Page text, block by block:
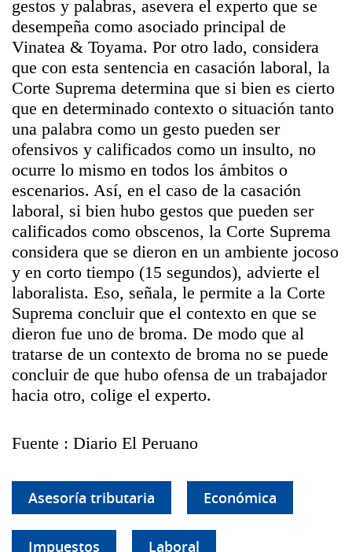
gestos y palabras, asevera el experto que se
desempeña como asociado principal de
Vinatea & Toyama. Por otro lado, considera
que con esta sentencia en casación laboral, la
Corte Suprema determina que si bien es cierto
que en determinado contexto o situación tanto
una palabra como un gesto pueden ser
ofensivos y calificados como un insulto, no
ocurre lo mismo en todos los ámbitos o
escenarios. Así, en el caso de la casación
laboral, si bien hubo gestos que pueden ser
calificados como obscenos, la Corte Suprema
considera que se dieron en un ambiente jocoso
y en corto tiempo (15 segundos), advierte el
laboralista. Eso, señala, le permite a la Corte
Suprema concluir que el contexto en que se
dieron fue uno de broma. De modo que al
tratarse de un contexto de broma no se puede
concluir de que hubo ofensa de un trabajador
hacia otro, colige el experto.
Fuente : Diario El Peruano
Asesoría tributaria Económica
Impuestos Laboral